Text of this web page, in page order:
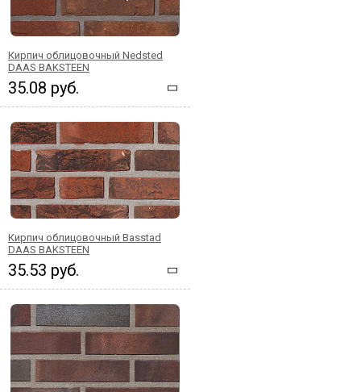
Кирпич облицовочный Nedsted
DAAS BAKSTEEN
35.08 руб.
Кирпич облицовочный Basstad
DAAS BAKSTEEN
35.53 руб.